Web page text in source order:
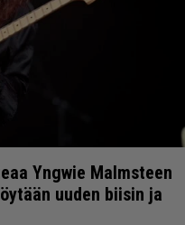
Yngwie Malmsteen
uuden biisin ja